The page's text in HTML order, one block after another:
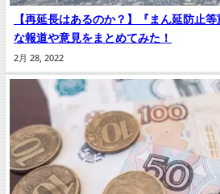
【再延長はあるのか？】『まん延防止
な報道や意見をまとめてみた！
2月 28, 2022